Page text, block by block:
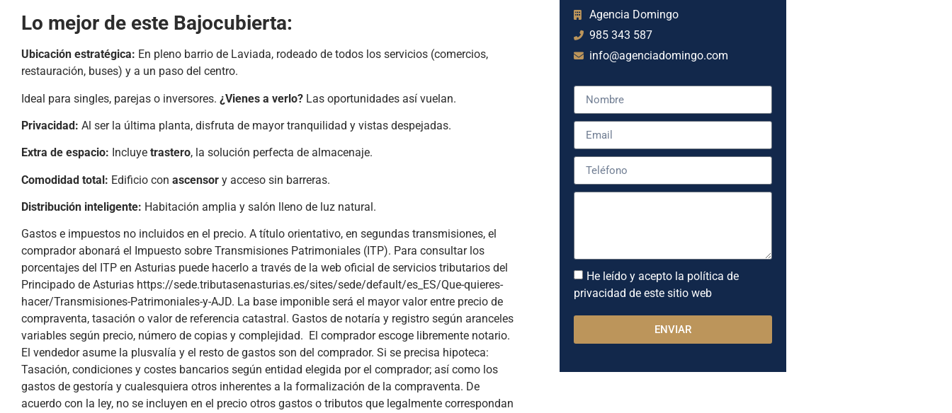
Lo mejor de este Bajocubierta:
Ubicación estratégica: En pleno barrio de Laviada, rodeado de todos los servicios (comercios,
restauración, buses) y a un paso del centro.
Ideal para singles, parejas o inversores. ¿Vienes a verlo? Las oportunidades así vuelan.
Privacidad: Al ser la última planta, disfruta de mayor tranquilidad y vistas despejadas.
Extra de espacio: Incluye trastero, la solución perfecta de almacenaje.
Comodidad total: Edificio con ascensor y acceso sin barreras.
Distribución inteligente: Habitación amplia y salón lleno de luz natural.
Gastos e impuestos no incluidos en el precio. A título orientativo, en segundas transmisiones, el
comprador abonará el Impuesto sobre Transmisiones Patrimoniales (ITP). Para consultar los
porcentajes del ITP en Asturias puede hacerlo a través de la web oficial de servicios tributarios del
Principado de Asturias https://sede.tributasenasturias.es/sites/sede/default/es_ES/Que-quieres-
hacer/Transmisiones-Patrimoniales-y-AJD. La base imponible será el mayor valor entre precio de
compraventa, tasación o valor de referencia catastral. Gastos de notaría y registro según aranceles
variables según precio, número de copias y complejidad. El comprador escoge libremente notario.
El vendedor asume la plusvalía y el resto de gastos son del comprador. Si se precisa hipoteca:
Tasación, condiciones y costes bancarios según entidad elegida por el comprador; así como los
gastos de gestoría y cualesquiera otros inherentes a la formalización de la compraventa. De
acuerdo con la ley, no se incluyen en el precio otros gastos o tributos que legalmente correspondan
Agencia Domingo
985 343 587
info@agenciadomingo.com
He leído y acepto la política de
privacidad de este sitio web
ENVIAR